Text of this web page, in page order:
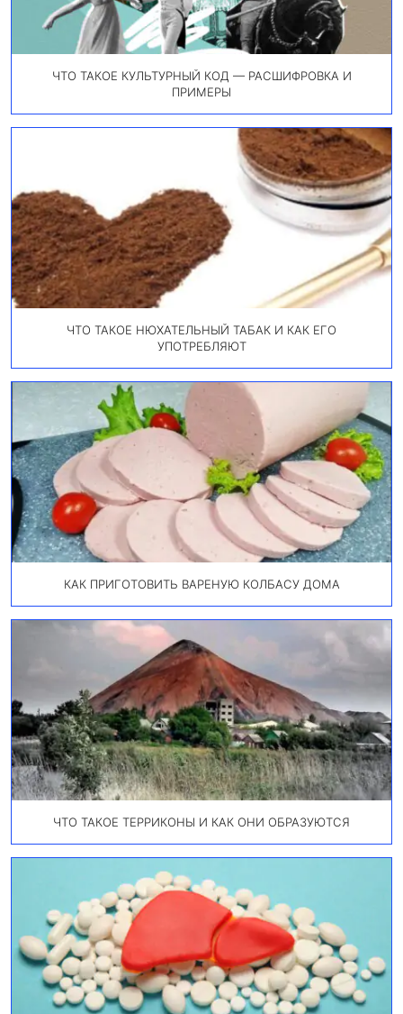
ЧТО ТАКОЕ КУЛЬТУРНЫЙ КОД — РАСШИФРОВКА И
ПРИМЕРЫ
ЧТО ТАКОЕ НЮХАТЕЛЬНЫЙ ТАБАК И КАК ЕГО
УПОТРЕБЛЯЮТ
КАК ПРИГОТОВИТЬ ВАРЕНУЮ КОЛБАСУ ДОМА
ЧТО ТАКОЕ ТЕРРИКОНЫ И КАК ОНИ ОБРАЗУЮТСЯ